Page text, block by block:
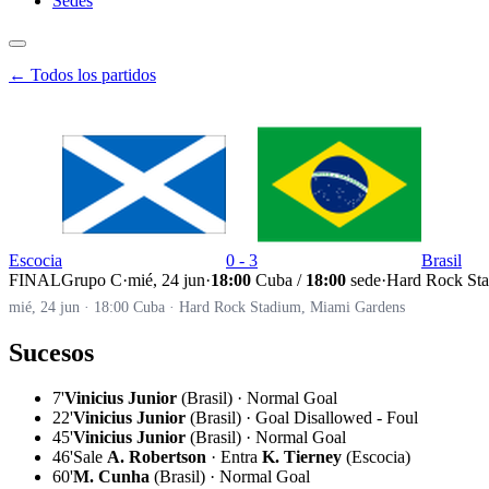
← Todos los partidos
Escocia 0 - 3
Brasil
FINALGrupo C·mié, 24 jun·18:00 Cuba / 18:00 sede·Hard Rock
mié, 24 jun · 18:00 Cuba · Hard Rock Stadium, Miami Gardens
Sucesos
7'Vinicius Junior (Brasil) · Normal Goal
22'Vinicius Junior (Brasil) · Goal Disallowed - Foul
45'Vinicius Junior (Brasil) · Normal Goal
46'Sale A. Robertson · Entra K. Tierney (Escocia)
60'M. Cunha (Brasil) · Normal Goal